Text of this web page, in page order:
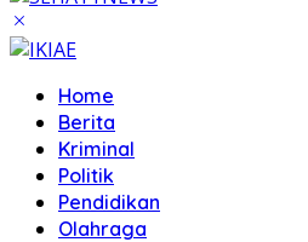
Home
Berita
Kriminal
Politik
Pendidikan
Olahraga